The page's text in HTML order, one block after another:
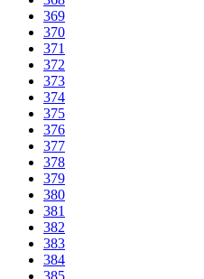
369
370
371
372
373
374
375
376
377
378
379
380
381
382
383
384